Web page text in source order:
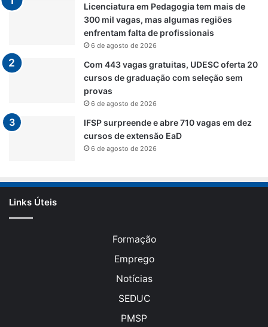
Licenciatura em Pedagogia tem mais de
300 mil vagas, mas algumas regiões
enfrentam falta de profissionais
6 de agosto de 2026
Com 443 vagas gratuitas, UDESC oferta 20
cursos de graduação com seleção sem
provas
6 de agosto de 2026
IFSP surpreende e abre 710 vagas em dez
cursos de extensão EaD
6 de agosto de 2026
Links Úteis
Formação
Emprego
Notícias
SEDUC
PMSP